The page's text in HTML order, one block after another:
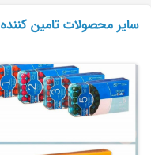
سایر محصولات تامین کننده